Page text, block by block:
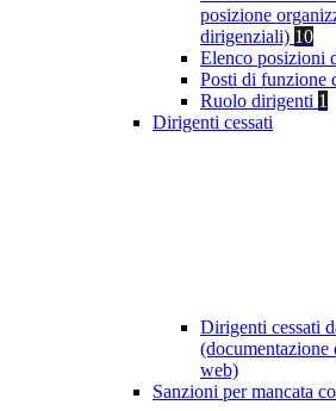
posizione
dirigenziali) 10
Elenco posizioni
Posti di funzione
Ruolo dirigenti 1
Dirigenti cessati
Dirigenti cessati
(documentazione
web)
Sanzioni per mancata